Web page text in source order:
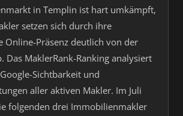
in Templin ist hart umkämpft,
setzen sich durch ihre
Online-Präsenz deutlich von der
Das MaklerRank-Ranking analysiert
Sichtbarkeit und
aller aktiven Makler. Im Juli
folgenden drei Immobilienmakler